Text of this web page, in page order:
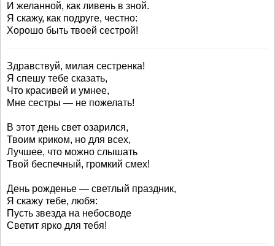
И желанной, как ливень в зной.
Я скажу, как подруге, честно:
Хорошо быть твоей сестрой!
Здравствуй, милая сестренка!
Я спешу тебе сказать,
Что красивей и умнее,
Мне сестры — не пожелать!
В этот день свет озарился,
Твоим криком, но для всех,
Лучшее, что можно слышать
Твой беспечный, громкий смех!
День рожденье — светлый праздник,
Я скажу тебе, любя:
Пусть звезда на небосводе
Светит ярко для тебя!